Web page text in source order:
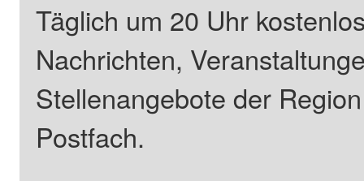
Täglich um 20 Uhr
Nachrichten,
Stellenangebote der
Postfach.